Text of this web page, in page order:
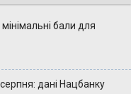
бали для
дані Нацбанку